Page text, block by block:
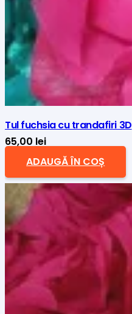
Tul fuchsia cu trandafiri 3D
65,00 lei
ADAUGĂ ÎN COȘ